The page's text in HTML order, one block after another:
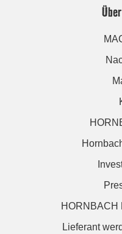
HORNBACH
Lieferant